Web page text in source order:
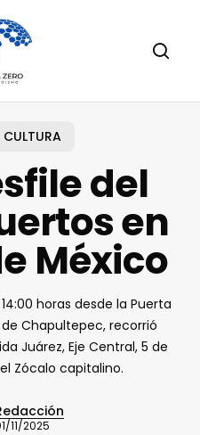
CULTURA
del
en
México
horas desde la Puerta
Chapultepec, recorrió
Juárez, Eje Central, 5 de
Zócalo capitalino.
11/2025